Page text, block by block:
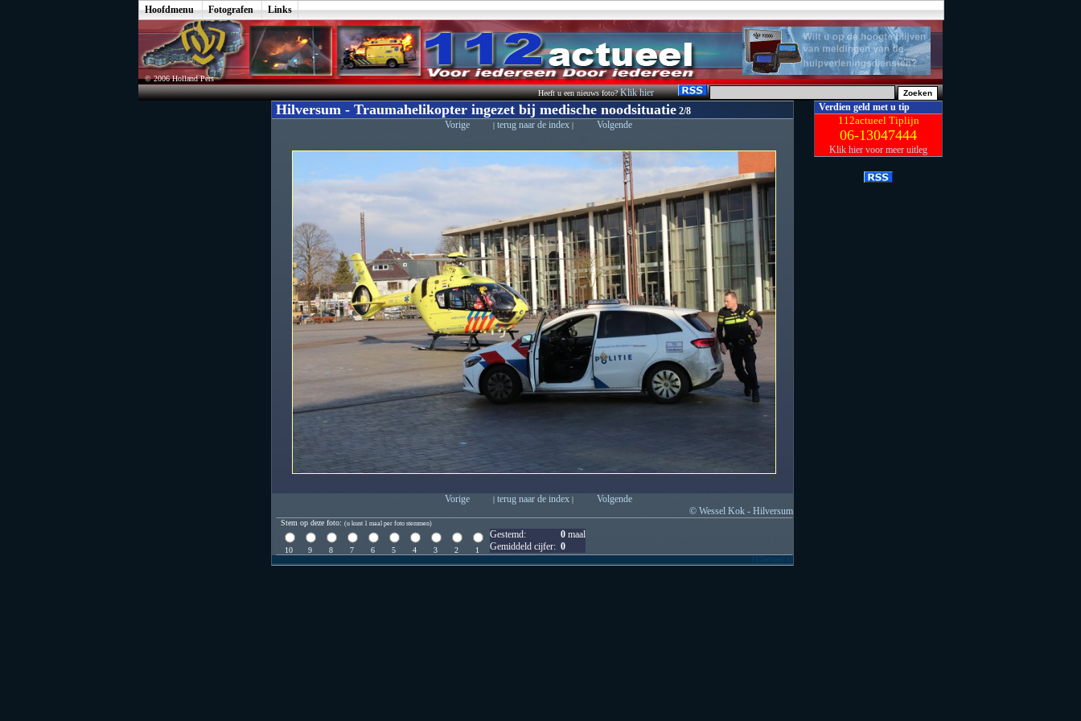
Hoofdmenu Fotografen Links
© 2006 Holland Pers
Heeft u een nieuws foto?Klik hier
Hilversum - Traumahelikopter ingezet bij medische noodsituatie2/8
Vorige
| terug naar de index | Volgende
Vorige | terug naar de index |
Volgende
© Wessel Kok - Hilversum
Stem op deze foto: (u kunt 1 maal per foto stemmen)
10 9 8 7 6 5 4 3 2 1
Gestemd: 0maal
Gemiddeld cijfer: 0
112actueel.nl
Verdien geld met u tip
112actueel Tiplijn
06-13047444
Klik hier voor meer uitleg